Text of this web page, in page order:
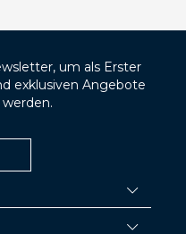
um als Erster
exklusiven Angebote